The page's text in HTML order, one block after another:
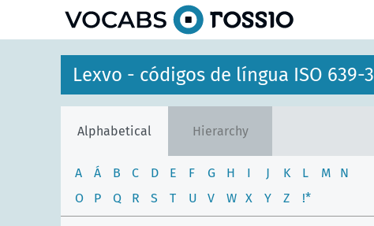
Lexvo - códigos de língua ISO 639-3
Alphabetical Hierarchy
A Á B C D E F G H I J K L M
N
O
P Q R S T U V W X Y Z !*